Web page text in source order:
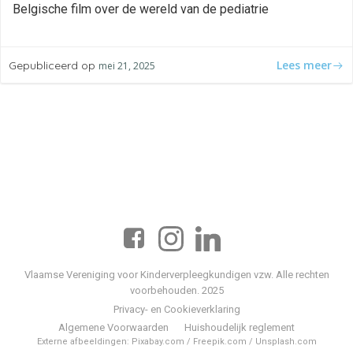
Belgische film over de wereld van de pediatrie
Gepubliceerd op mei 21, 2025 Lees meer
Vlaamse Vereniging voor Kinderverpleegkundigen vzw. Alle rechten
voorbehouden. 2025
Privacy- en Cookieverklaring
Algemene Voorwaarden
Huishoudelijk reglement
Externe afbeeldingen: Pixabay.com / Freepik.com / Unsplash.com